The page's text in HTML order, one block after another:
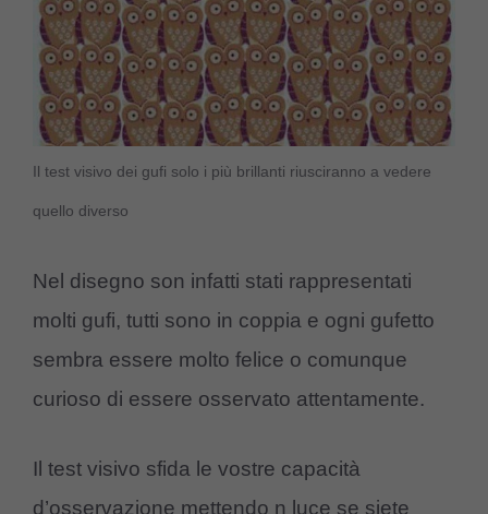
Il test visivo dei gufi solo i più brillanti riusciranno a vedere
quello diverso
Nel disegno son infatti stati rappresentati
molti gufi, tutti sono in coppia e ogni gufetto
sembra essere molto felice o comunque
curioso di essere osservato attentamente.
Il test visivo sfida le vostre capacità
d’osservazione mettendo n luce se siete